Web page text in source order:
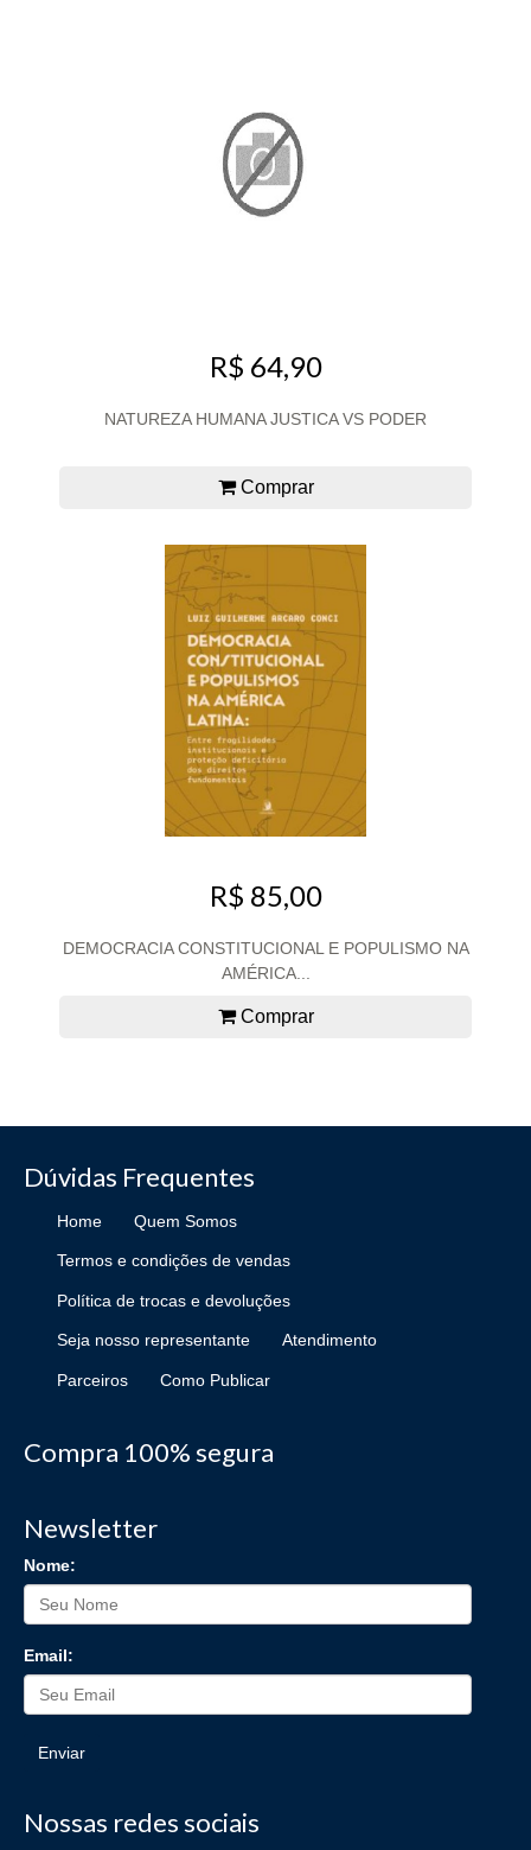
R$ 64,90
NATUREZA HUMANA JUSTICA VS PODER
Comprar
R$ 85,00
DEMOCRACIA CONSTITUCIONAL E POPULISMO NA
AMÉRICA...
Comprar
Dúvidas Frequentes
Home Quem Somos
Termos e condições de vendas
Política de trocas e devoluções
Seja nosso representante Atendimento
Parceiros Como Publicar
Compra 100% segura
Newsletter
Nome:
Email:
Enviar
Nossas redes sociais